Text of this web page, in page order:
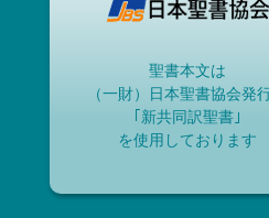
聖書本文は
（一財）日本聖書協会発
｢新共同訳聖書｣
を使用しております